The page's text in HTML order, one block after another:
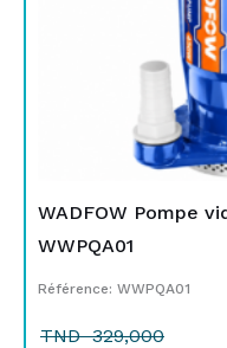
WADFOW Pompe
WWPQA01
Référence: WWPQA01
TND329,000